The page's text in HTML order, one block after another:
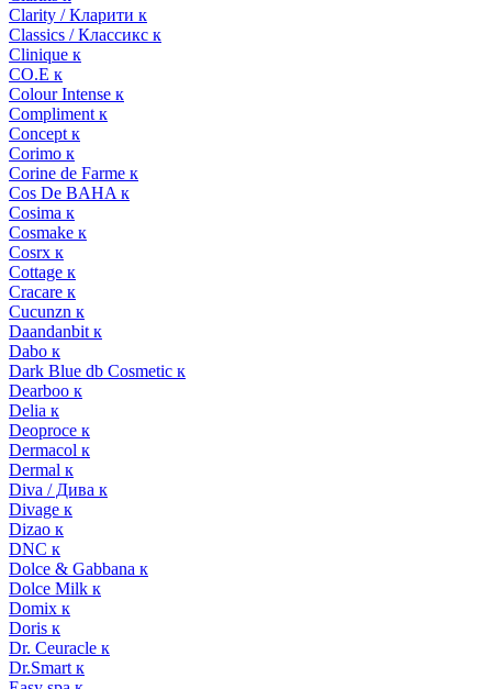
Clarity / Кларити к
Classics / Классикс к
Clinique к
CO.E к
Colour Intense к
Compliment к
Concept к
Corimo к
Corine de Farme к
Cos De BAHA к
Cosima к
Cosmake к
Cosrx к
Cottage к
Cracare к
Cucunzn к
Daandanbit к
Dabo к
Dark Blue db Cosmetic к
Dearboo к
Delia к
Deoproce к
Dermacol к
Dermal к
Diva / Дива к
Divage к
Dizao к
DNC к
Dolce & Gabbana к
Dolce Milk к
Domix к
Doris к
Dr. Ceuracle к
Dr.Smart к